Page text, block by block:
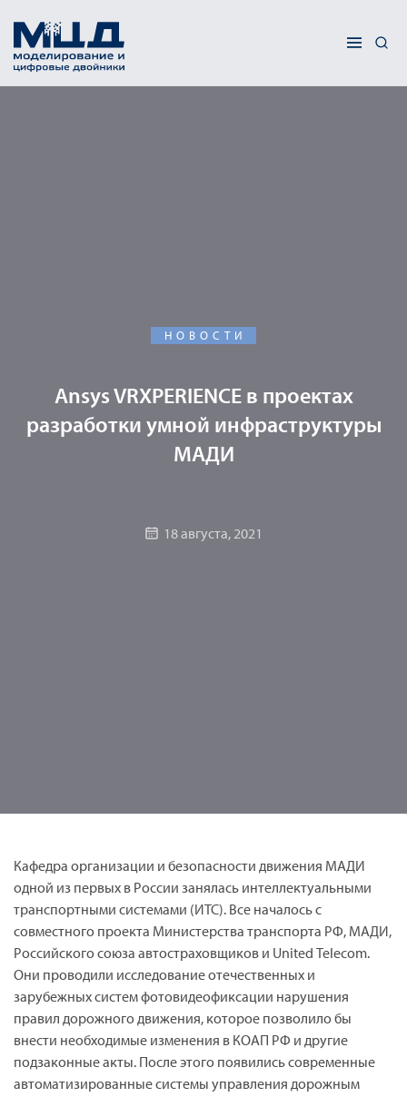
НОВОСТИ
Ansys VRXPERIENCE в проектах
разработки умной инфраструктуры
МАДИ
18 августа, 2021
Кафедра организации и безопасности движения МАДИ
одной из первых в России занялась интеллектуальными
транспортными системами (ИТС). Все началось с
совместного проекта Министерства транспорта РФ, МАДИ,
Российского союза автостраховщиков и United Telecom.
Они проводили исследование отечественных и
зарубежных систем фотовидеофиксации нарушения
правил дорожного движения, которое позволило бы
внести необходимые изменения в КОАП РФ и другие
подзаконные акты. После этого появились современные
автоматизированные системы управления дорожным